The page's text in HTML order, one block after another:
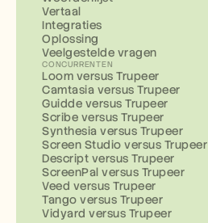
Vertaal
Integraties
Oplossing
Veelgestelde vragen
CONCURRENTEN
Loom versus Trupeer
Camtasia versus Trupeer
Guidde versus Trupeer
Scribe versus Trupeer
Synthesia versus Trupeer
Screen Studio versus Trupeer
Descript versus Trupeer
ScreenPal versus Trupeer
Veed versus Trupeer
Tango versus Trupeer
Vidyard versus Trupeer